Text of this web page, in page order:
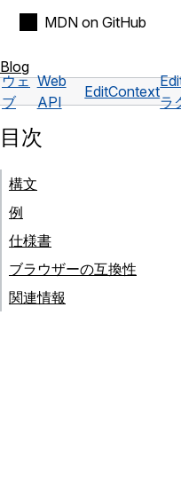
MDN on GitHub
Blog
ウェ
ブ
Web
API
EditContext
ラ
目次
構文
例
仕様書
ブラウザーの互換性
関連情報